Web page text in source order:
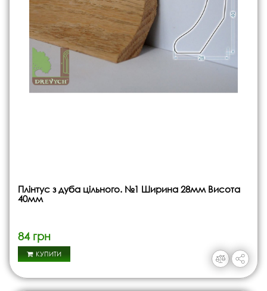
Плінтус з дуба цільного. №1 Ширина 28мм Висота
40мм
84 грн
КУПИТИ